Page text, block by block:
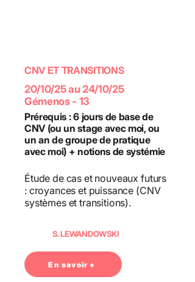
Étude de cas et nouveaux futurs
: croyances et puissance (CNV
systèmes et transitions).
Prérequis : 6 jours de base de
CNV (ou un stage avec moi, ou
un an de groupe de pratique
avec moi) + notions de systémie
20/10/25 au 24/10/25
Gémenos - 13
En savoir +
CNV ET TRANSITIONS
S. LEWANDOWSKI